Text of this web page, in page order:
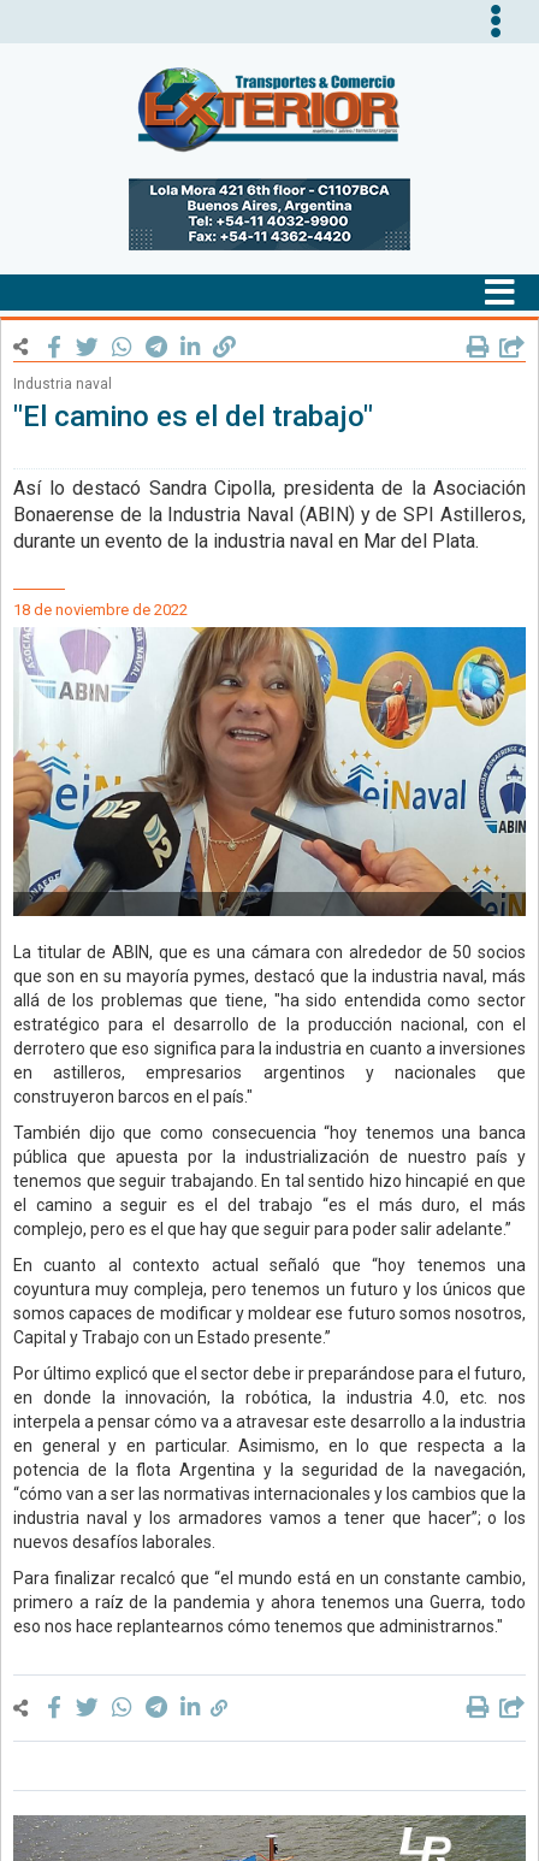
Industria naval
"El camino es el del trabajo"
Así lo destacó Sandra Cipolla, presidenta de la Asociación
Bonaerense de la Industria Naval (ABIN) y de SPI Astilleros,
durante un evento de la industria naval en Mar del Plata.
18 de noviembre de 2022
La titular de ABIN, que es una cámara con alrededor de 50 socios
que son en su mayoría pymes, destacó que la industria naval, más
allá de los problemas que tiene, "ha sido entendida como sector
estratégico para el desarrollo de la producción nacional, con el
derrotero que eso significa para la industria en cuanto a inversiones
en astilleros, empresarios argentinos y nacionales que
construyeron barcos en el país."
También dijo que como consecuencia “hoy tenemos una banca
pública que apuesta por la industrialización de nuestro país y
tenemos que seguir trabajando. En tal sentido hizo hincapié en que
el camino a seguir es el del trabajo “es el más duro, el más
complejo, pero es el que hay que seguir para poder salir adelante.”
En cuanto al contexto actual señaló que “hoy tenemos una
coyuntura muy compleja, pero tenemos un futuro y los únicos que
somos capaces de modificar y moldear ese futuro somos nosotros,
Capital y Trabajo con un Estado presente.”
Por último explicó que el sector debe ir preparándose para el futuro,
en donde la innovación, la robótica, la industria 4.0, etc. nos
interpela a pensar cómo va a atravesar este desarrollo a la industria
en general y en particular. Asimismo, en lo que respecta a la
potencia de la flota Argentina y la seguridad de la navegación,
“cómo van a ser las normativas internacionales y los cambios que la
industria naval y los armadores vamos a tener que hacer”; o los
nuevos desafíos laborales.
Para finalizar recalcó que “el mundo está en un constante cambio,
primero a raíz de la pandemia y ahora tenemos una Guerra, todo
eso nos hace replantearnos cómo tenemos que administrarnos."